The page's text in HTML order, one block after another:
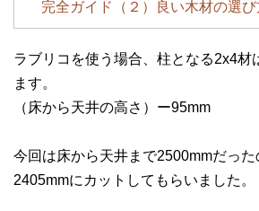
完全ガイド（２）良い木材の選
ラブリコを使う場合、柱となる2x4材
ます。
（床から天井の高さ）ー95mm
今回は床から天井まで2500mmだっ
2405mmにカットしてもらいました。